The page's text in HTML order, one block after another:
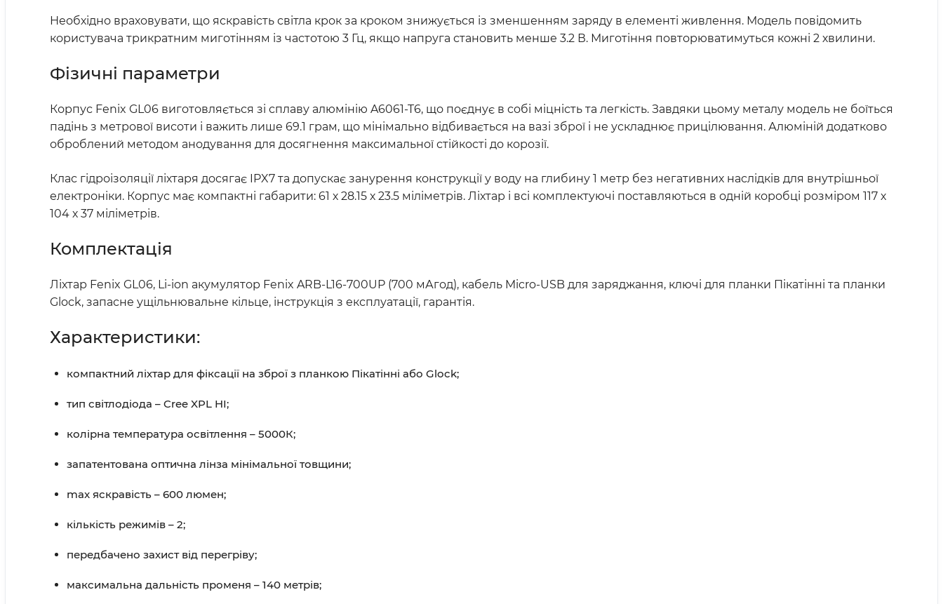
Необхідно враховувати, що яскравість світла крок за кроком знижується із зменшенням заряду в елементі живлення. Модель повідомить
користувача трикратним миготінням із частотою 3 Гц, якщо напруга становить менше 3.2 В. Миготіння повторюватимуться кожні 2 хвилини.
Фізичні параметри
Корпус Fenix GL06 виготовляється зі сплаву алюмінію A6061-T6, що поєднує в собі міцність та легкість. Завдяки цьому металу модель не боїться
падінь з метрової висоти і важить лише 69.1 грам, що мінімально відбивається на вазі зброї і не ускладнює прицілювання. Алюміній додатково
оброблений методом анодування для досягнення максимальної стійкості до корозії.
Клас гідроізоляції ліхтаря досягає IPX7 та допускає занурення конструкції у воду на глибину 1 метр без негативних наслідків для внутрішньої
електроніки. Корпус має компактні габарити: 61 х 28.15 х 23.5 міліметрів. Ліхтар і всі комплектуючі поставляються в одній коробці розміром 117 х
104 х 37 міліметрів.
Комплектація
Ліхтар Fenix GL06, Li-ion акумулятор Fenix ARB-L16-700UP (700 мАгод), кабель Micro-USB для заряджання, ключі для планки Пікатінні та планки
Glock, запасне ущільнювальне кільце, інструкція з експлуатації, гарантія.
Характеристики:
компактний ліхтар для фіксації на зброї з планкою Пікатінні або Glock;
тип світлодіода – Cree XPL HI;
колірна температура освітлення – 5000К;
запатентована оптична лінза мінімальної товщини;
max яскравість – 600 люмен;
кількість режимів – 2;
передбачено захист від перегріву;
максимальна дальність променя – 140 метрів;